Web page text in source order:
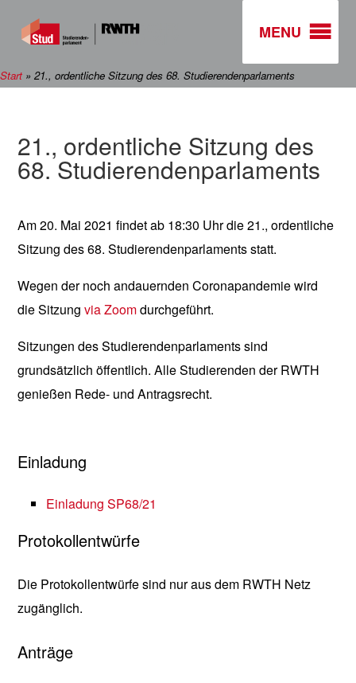
MENU
Start » 21., ordentliche Sitzung des 68. Studierendenparlaments
21., ordentliche Sitzung des
68. Studierendenparlaments
Am 20. Mai 2021 findet ab 18:30 Uhr die 21., ordentliche
Sitzung des 68. Studierendenparlaments statt.
Wegen der noch andauernden Coronapandemie wird
die Sitzungvia Zoomdurchgeführt.
Sitzungen des Studierendenparlaments sind
grundsätzlich öffentlich. Alle Studierenden der RWTH
genießen Rede- und Antragsrecht.
Einladung
Einladung SP68/21
Protokollentwürfe
Die Protokollentwürfe sind nur aus dem RWTH Netz
zugänglich.
Anträge